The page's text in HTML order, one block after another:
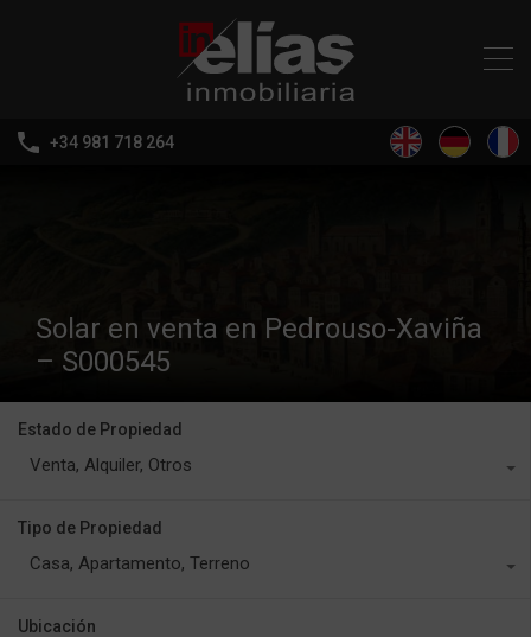
+34 981 718 264
Solar en venta en Pedrouso-Xaviña
– S000545
Estado de Propiedad
Venta, Alquiler, Otros
Tipo de Propiedad
Casa, Apartamento, Terreno
Ubicación